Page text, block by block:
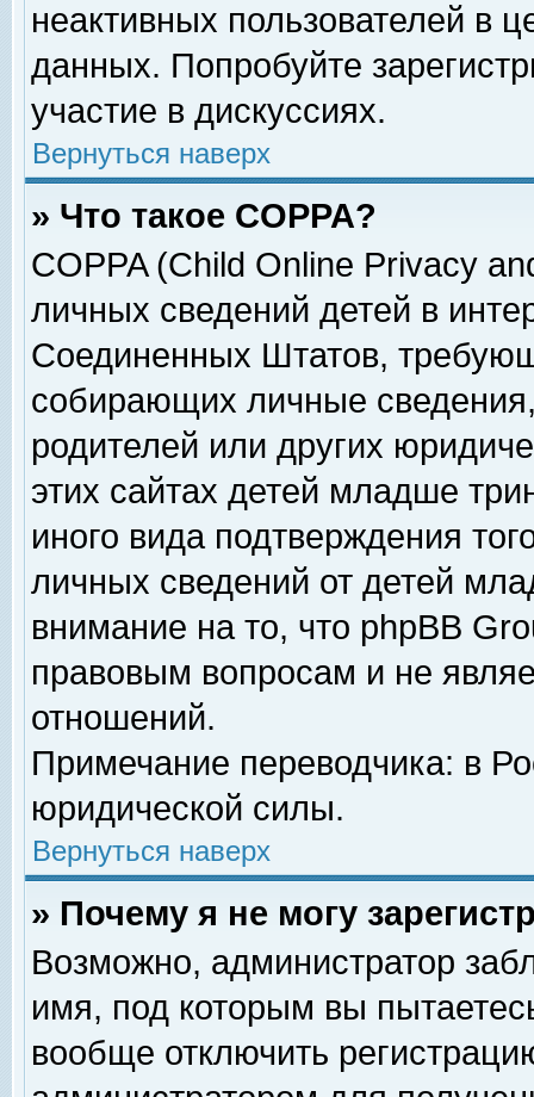
неактивных пользователей в
данных. Попробуйте
участие в дискуссиях.
Вернуться наверх
» Что такое COPPA?
COPPA (Child Online Privacy
личных сведений детей в
Соединенных Штатов,
собирающих личные
родителей или других
этих сайтах детей младше
иного вида подтверждения
личных сведений от детей
внимание на то, что phpBB
правовым вопросам и не
отношений.
Примечание переводчика: в
юридической силы.
Вернуться наверх
» Почему я не могу
Возможно, администратор
имя, под которым вы
вообще отключить